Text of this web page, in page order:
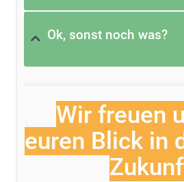
Ok, sonst noch was?
Wir freuen
euren Blick in